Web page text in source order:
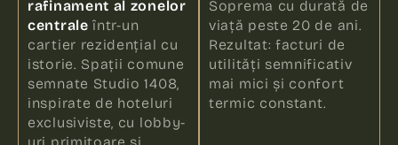
rafinament al zonelor
centrale într-un
cartier rezidențial cu
istorie. Spații comune
semnate Studio 1408,
inspirate de hoteluri
exclusiviste, cu lobby-
Soprema cu durată de
viață peste 20 de ani.
Rezultat: facturi de
utilități semnificativ
mai mici și confort
termic constant.